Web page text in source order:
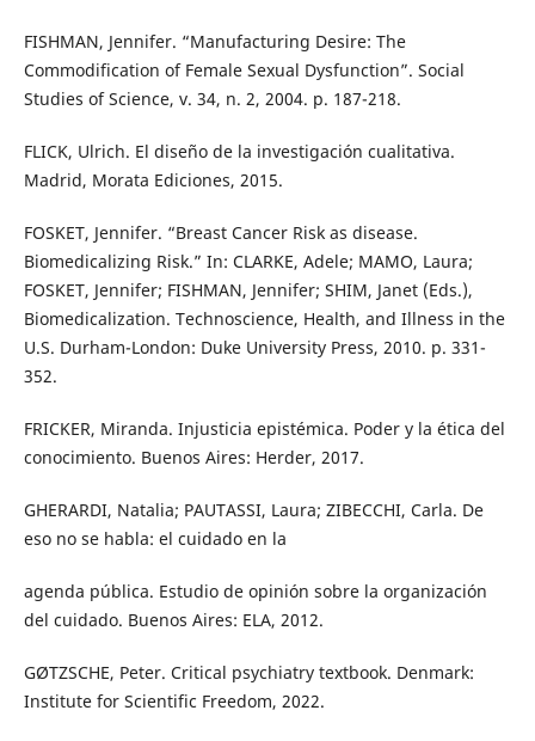
FISHMAN, Jennifer. “Manufacturing Desire: The
Commodification of Female Sexual Dysfunction”. Social
Studies of Science, v. 34, n. 2, 2004. p. 187-218.
FLICK, Ulrich. El diseño de la investigación cualitativa.
Madrid, Morata Ediciones, 2015.
FOSKET, Jennifer. “Breast Cancer Risk as disease.
Biomedicalizing Risk.” In: CLARKE, Adele; MAMO, Laura;
FOSKET, Jennifer; FISHMAN, Jennifer; SHIM, Janet (Eds.),
Biomedicalization. Technoscience, Health, and Illness in the
U.S. Durham-London: Duke University Press, 2010. p. 331-
352.
FRICKER, Miranda. Injusticia epistémica. Poder y la ética del
conocimiento. Buenos Aires: Herder, 2017.
GHERARDI, Natalia; PAUTASSI, Laura; ZIBECCHI, Carla. De
eso no se habla: el cuidado en la
agenda pública. Estudio de opinión sobre la organización
del cuidado. Buenos Aires: ELA, 2012.
GØTZSCHE, Peter. Critical psychiatry textbook. Denmark:
Institute for Scientific Freedom, 2022.